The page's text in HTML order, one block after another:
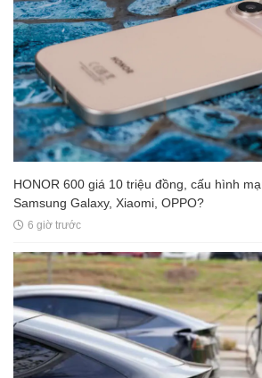
HONOR 600 giá 10 triệu đồng, cấu hình
Samsung Galaxy, Xiaomi, OPPO?
6 giờ trước